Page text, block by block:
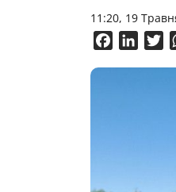
11:20, 19
Facebook